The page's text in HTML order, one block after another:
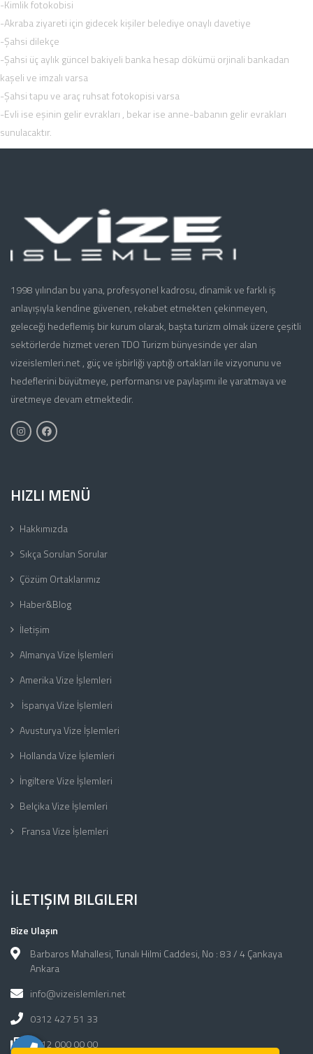
-Kimlik fotokobisi
-Akraba ziyareti için gidecek kişiler belediye onaylı davetiye
-Şahsi dilekçe
-Şahsi üç aylık güncel bakiyeli banka hesap dökümü orjinali bankadan
kaşeli ve imzalı varsa
-Şahsi tapu ve araç ruhsat fotokopisi varsa
-Evli ise eşinin gelir evrakları , bekar ise anne-babanın gelir evrakları
sunulacaktır.
1998 yılından bu yana, profesyonel kadrosu, dinamik ve farklı iş
anlayışıyla kendine güvenen, rekabet etmekten çekinmeyen,
geleceği hedeflemiş bir kurum olarak, başta turizm olmak üzere çeşitli
sektörlerde hizmet veren TDO Turizm bünyesinde yer alan
vizeislemleri.net , güç ve işbirliği yaptığı ortakları ile vizyonunu ve
hedeflerini büyütmeye, performansı ve paylaşımı ile yaratmaya ve
üretmeye devam etmektedir.
HIZLI MENÜ
Hakkımızda
Sıkça Sorulan Sorular
Çözüm Ortaklarımız
Haber&Blog
İletişim
Almanya Vize İşlemleri
Amerika Vize İşlemleri
İspanya Vize İşlemleri
Avusturya Vize İşlemleri
Hollanda Vize İşlemleri
İngiltere Vize İşlemleri
Belçika Vize İşlemleri
Fransa Vize İşlemleri
İLETIŞIM BILGILERI
Bize Ulaşın
Barbaros Mahallesi, Tunalı Hilmi Caddesi, No : 83 / 4 Çankaya
Ankara
info@vizeislemleri.net
0312 427 51 33
0312 000 00 00